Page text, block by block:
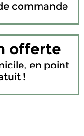
commande
offerte
en point
!